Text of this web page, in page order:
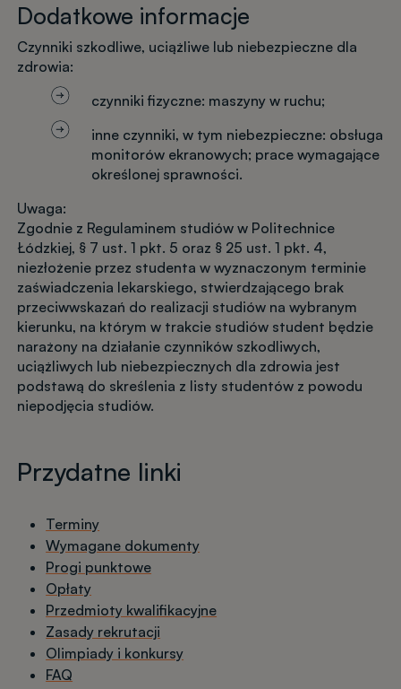
Dodatkowe informacje
Czynniki szkodliwe, uciążliwe lub niebezpieczne dla
zdrowia:
czynniki fizyczne: maszyny w ruchu;
inne czynniki, w tym niebezpieczne: obsługa
monitorów ekranowych; prace wymagające
określonej sprawności.
Uwaga:
Zgodnie z Regulaminem studiów w Politechnice
Łódzkiej, § 7 ust. 1 pkt. 5 oraz § 25 ust. 1 pkt. 4,
niezłożenie przez studenta w wyznaczonym terminie
zaświadczenia lekarskiego, stwierdzającego brak
przeciwwskazań do realizacji studiów na wybranym
kierunku, na którym w trakcie studiów student będzie
narażony na działanie czynników szkodliwych,
uciążliwych lub niebezpiecznych dla zdrowia jest
podstawą do skreślenia z listy studentów z powodu
niepodjęcia studiów.
Przydatne linki
Terminy
Wymagane dokumenty
Progi punktowe
Opłaty
Przedmioty kwalifikacyjne
Zasady rekrutacji
Olimpiady i konkursy
FAQ